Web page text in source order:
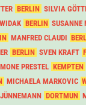
BERLIN SILVIA
BERLIN SUSANNE
MANFRED CLAUDI
BERLIN SVEN KRAFT
PRESTEL KEMPTEN
MICHAELA MARKOVIC
DORTMUN